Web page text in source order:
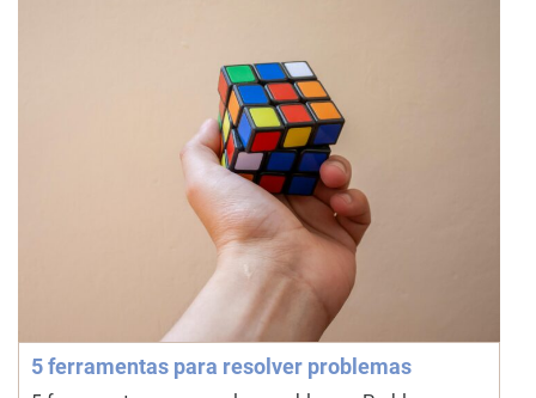
5 ferramentas para resolver problemas